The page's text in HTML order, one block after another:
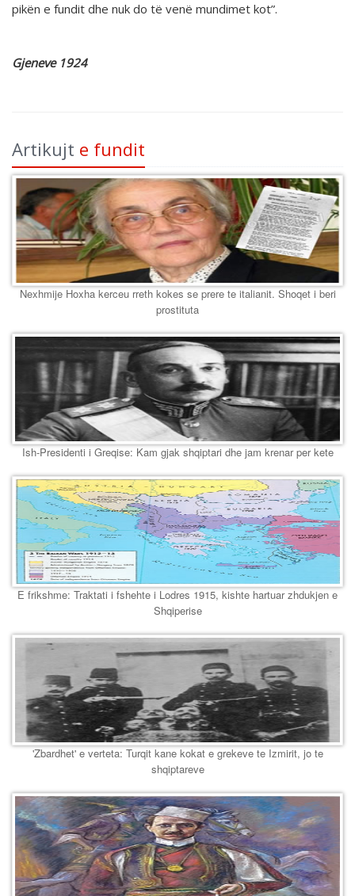
pikën e fundit dhe nuk do të venë mundimet kot”.
Gjeneve 1924
Artikujt e fundit
Nexhmije Hoxha kerceu rreth kokes se prere te italianit. Shoqet i beri
prostituta
Ish-Presidenti i Greqise: Kam gjak shqiptari dhe jam krenar per kete
E frikshme: Traktati i fshehte i Lodres 1915, kishte hartuar zhdukjen e
Shqiperise
'Zbardhet' e verteta: Turqit kane kokat e grekeve te Izmirit, jo te
shqiptareve